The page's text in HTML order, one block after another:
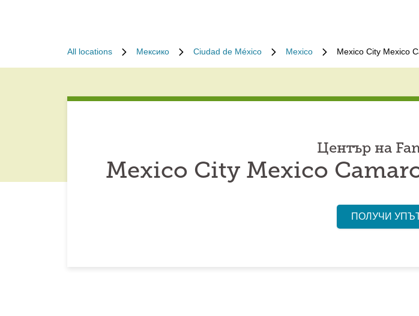
All locations Мексико Ciudad de México Mexico Mexico City Mexico
Център на
Mexico City Mexico
ПОЛУЧИ